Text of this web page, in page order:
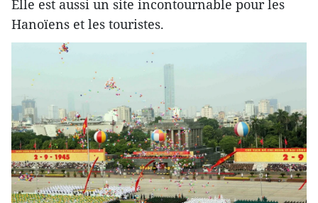
Elle est aussi un site incontournable pour les
Hanoïens et les touristes.